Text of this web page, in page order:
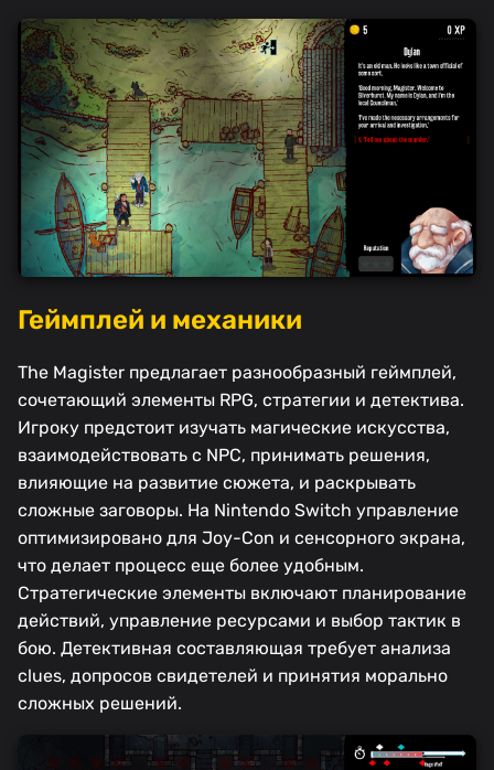
Геймплей и механики
The Magister предлагает разнообразный геймплей,
сочетающий элементы RPG, стратегии и детектива.
Игроку предстоит изучать магические искусства,
взаимодействовать с NPC, принимать решения,
влияющие на развитие сюжета, и раскрывать
сложные заговоры. На Nintendo Switch управление
оптимизировано для Joy-Con и сенсорного экрана,
что делает процесс еще более удобным.
Стратегические элементы включают планирование
действий, управление ресурсами и выбор тактик в
бою. Детективная составляющая требует анализа
clues, допросов свидетелей и принятия морально
сложных решений.